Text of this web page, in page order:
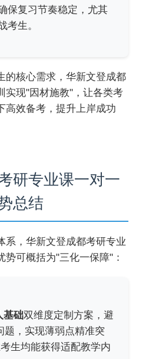
保复习节奏稳定，尤其
考生。
的核心需求，华新文登成都
实现"因材施教"，让各类考
高效备考，提升上岸成功
研专业课一对一
总结
系，华新文登成都考研专业
可概括为"三化一保障"：
基础双维度定制方案，避
题，实现薄弱点精准突
生均能获得适配教学内